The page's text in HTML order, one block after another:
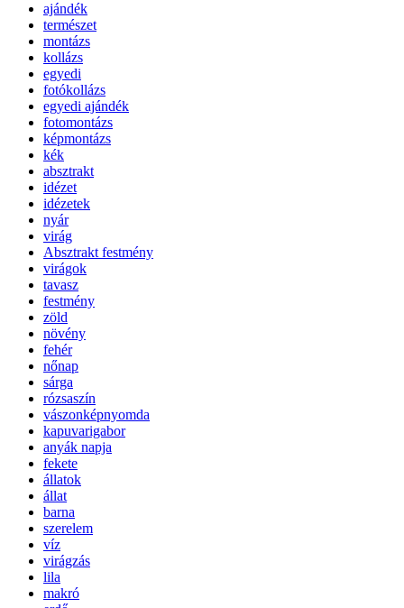
ajándék
természet
montázs
kollázs
egyedi
fotókollázs
egyedi ajándék
fotomontázs
képmontázs
kék
absztrakt
idézet
idézetek
nyár
virág
Absztrakt festmény
virágok
tavasz
festmény
zöld
növény
fehér
nőnap
sárga
rózsaszín
vászonképnyomda
kapuvarigabor
anyák napja
fekete
állatok
állat
barna
szerelem
víz
virágzás
lila
makró